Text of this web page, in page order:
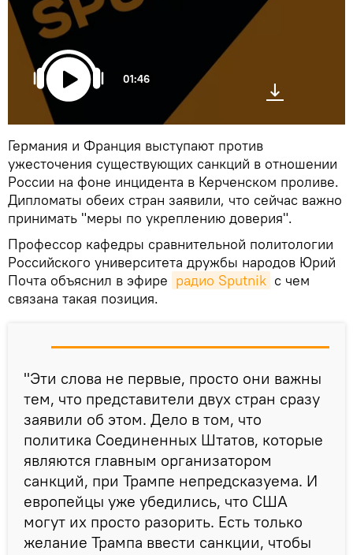
01:46
Германия и Франция выступают против
ужесточения существующих санкций в отношении
России на фоне инцидента в Керченском проливе.
Дипломаты обеих стран заявили, что сейчас важно
принимать "меры по укреплению доверия".
Профессор кафедры сравнительной политологии
Российского университета дружбы народов Юрий
Почта объяснил в эфире радио Sputnik с чем
связана такая позиция.
"Эти слова не первые, просто они важны
тем, что представители двух стран сразу
заявили об этом. Дело в том, что
политика Соединенных Штатов, которые
являются главным организатором
санкций, при Трампе непредсказуема. И
европейцы уже убедились, что США
могут их просто разорить. Есть только
желание Трампа ввести санкции, чтобы